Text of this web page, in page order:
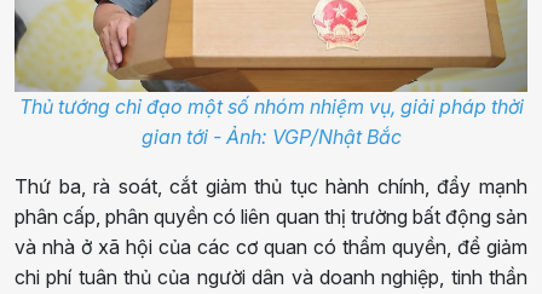
Thủ tướng chỉ đạo một số nhóm nhiệm vụ, giải pháp thời
gian tới - Ảnh: VGP/Nhật Bắc
Thứ ba, rà soát, cắt giảm thủ tục hành chính, đẩy mạnh
phân cấp, phân quyền có liên quan thị trường bất động sản
và nhà ở xã hội của các cơ quan có thẩm quyền, để giảm
chi phí tuân thủ của người dân và doanh nghiệp, tinh thần